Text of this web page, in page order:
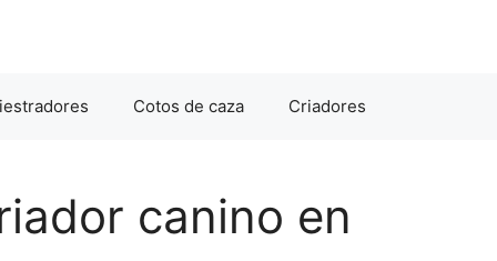
Cotos de caza Criadores
canino en